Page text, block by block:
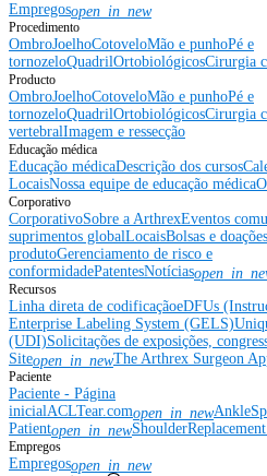
Empregosopen_in_new
Procedimento
OmbroJoelhoCotoveloMão e punhoPé e
tornozeloQuadrilOrtobiológicosCirurgia
Producto
OmbroJoelhoCotoveloMão e punhoPé e
tornozeloQuadrilOrtobiológicosCirurgia
vertebralImagem e ressecção
Educação médica
Educação médicaDescrição dos cursos
LocaisNossa equipe de educação médica
Corporativo
CorporativoSobre a ArthrexEventos
suprimentos globalLocaisBolsas e doações
produtoGerenciamento de risco e
conformidadePatentesNotícias
Recursos
Linha direta de codificaçãoeDFUs
Enterprise Labeling System (GELS)
(UDI)Solicitações de exposições,
Siteopen_in_newThe Arthrex Surgeon
Paciente
Paciente - Página
inicialACLTear.comopen_in_new
Patientopen_in_new
Empregos
Empregosopen_in_new